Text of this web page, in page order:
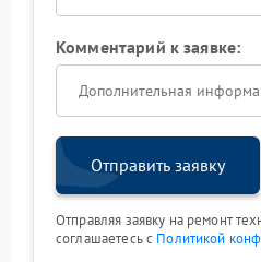
Комментарий к заявке:
Отправить заявку
Отправляя заявку на ремонт
соглашаетесь с Политикой